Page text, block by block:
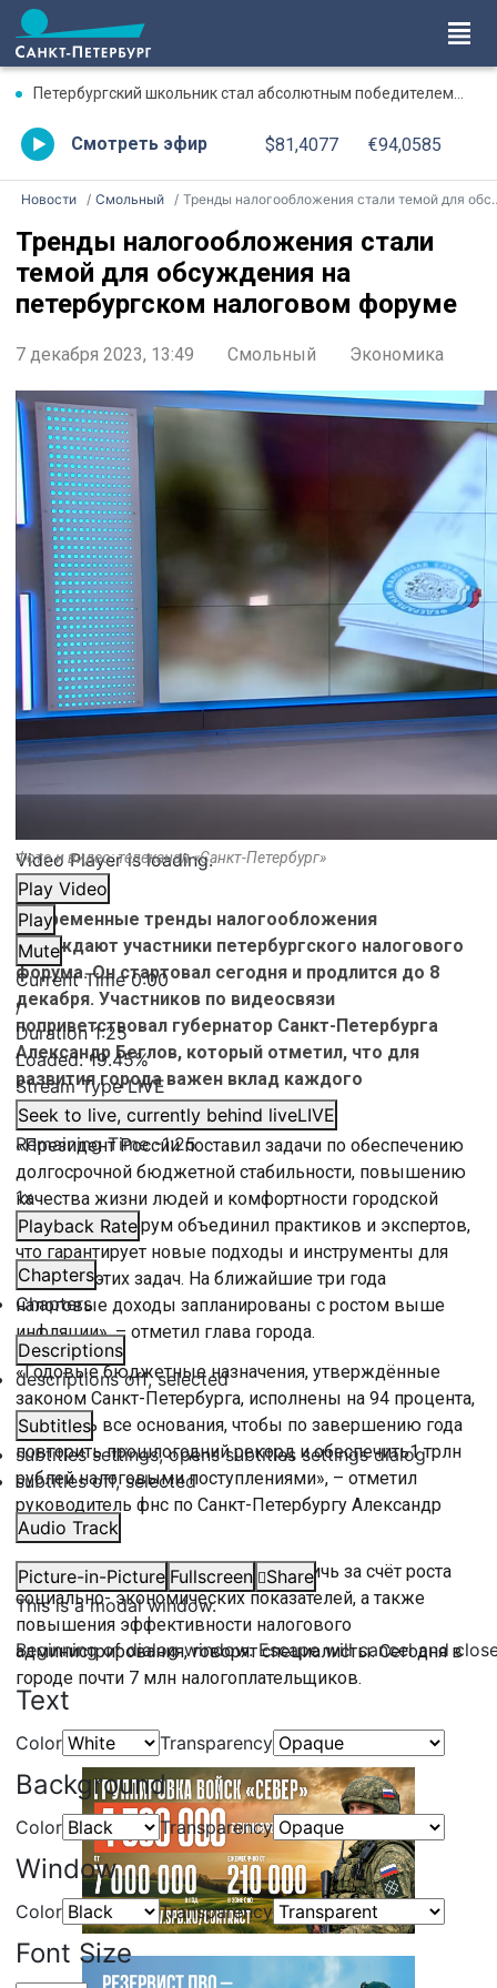
Петербургский школьник стал абсолютным победителем Международной олимпиады по ИИ
Смотреть эфир $81,4077 €94,0585
Новости Смольный Тренды налогообложения стали темой для обсуждения на петербургском налоговом форуме
Тренды налогообложения стали
темой для обсуждения на
петербургском налоговом форуме
7 декабря 2023, 13:49 Смольный Экономика
Video Player is loading.
Play Video
Play
Mute
Current Time0:00
/
Duration1:25
Loaded:19.45%
Stream TypeLIVE
Seek to live, currently behind liveLIVE
Remaining Time-1:25
1x
Playback Rate
Chapters
Chapters
Descriptions
descriptions off, selected
Subtitles
subtitles settings, opens subtitles settings dialog
subtitles off, selected
Audio Track
Picture-in-Picture Fullscreen
Share
This is a modal window.
Beginning of dialog window. Escape will cancel and
Text
Color Transparency
Background
Color Transparency
Window
Color Transparency
Font Size
Фото и видео: телеканал «Санкт-Петербург»
Современные тренды налогообложения
обсуждают участники петербургского налогового
форума. Он стартовал сегодня и продлится до 8
декабря. Участников по видеосвязи
поприветствовал губернатор Санкт-Петербурга
Александр Беглов, который отметил, что для
развития города важен вклад каждого
налогоплательщика.
«Президент России поставил задачи по обеспечению
долгосрочной бюджетной стабильности, повышению
качества жизни людей и комфортности городской
среды. Ваш форум объединил практиков и экспертов,
что гарантирует новые подходы и инструменты для
решения этих задач. На ближайшие три года
налоговые доходы запланированы с ростом выше
инфляции», – отметил глава города.
«Годовые бюджетные назначения, утверждённые
законом Санкт-Петербурга, исполнены на 94 процента,
у нас есть все основания, чтобы по завершению года
повторить прошлогодний рекорд и обеспечить1 трлн
рублей налоговыми поступлениями», – отметил
руководитель фнс по Санкт-Петербургу Александр
Гнедых.
Высоких показателей удалось достичь за счёт роста
социально- экономических показателей, а также
повышения эффективности налогового
администрирования, говорят специалисты. Сегодня в
городе почти 7 млн налогоплательщиков.